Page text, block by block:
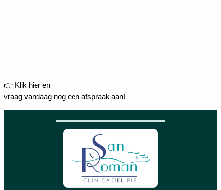
👉 Klik hier en
vraag vandaag nog een afspraak aan!